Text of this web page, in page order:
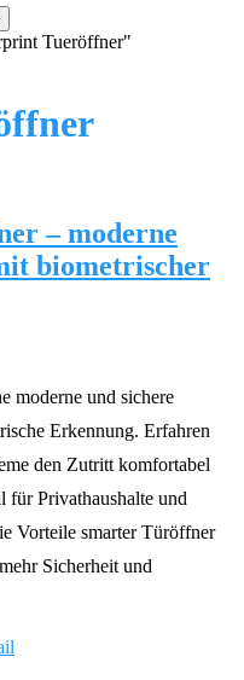
Tueröffner"
– moderne
biometrischer
moderne und sichere
Erkennung. Erfahren
den Zutritt komfortabel
für Privathaushalte und
Vorteile smarter Türöffner
Sicherheit und